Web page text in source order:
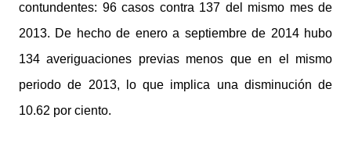
contundentes: 96 casos contra 137 del mismo mes de
2013. De hecho de enero a septiembre de 2014 hubo
134 averiguaciones previas menos que en el mismo
periodo de 2013, lo que implica una disminución de
10.62 por ciento.